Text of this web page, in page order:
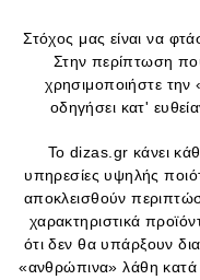
Στόχος μας είναι να
Στην περίπτωση
χρησιμοποιήστε
οδηγήσει κατ'
Το dizas.gr κάνει
υπηρεσίες υψηλής
αποκλεισθούν
χαρακτηριστικά
ότι δεν θα υπάρξουν
«ανθρώπινα» λάθη